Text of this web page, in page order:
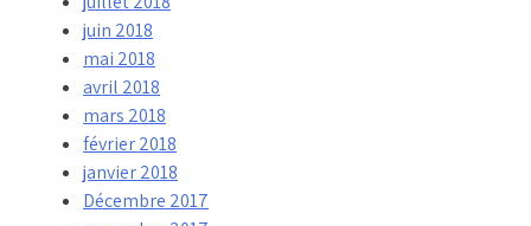
juin 2018
mai 2018
avril 2018
mars 2018
février 2018
janvier 2018
Décembre 2017